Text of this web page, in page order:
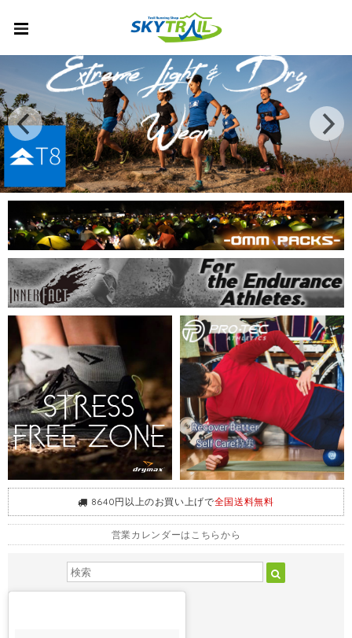
8640円以上のお買い上げで全国送料無料
営業カレンダーはこちらから